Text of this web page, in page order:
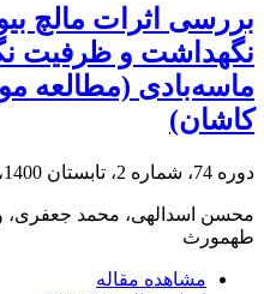
بررسی اثرات مالچ
نگهداشت و ظرفیت
ماسه‌بادی (مطالعه
کاشان)
دوره 74، شماره 2، تابستان 1400، صفحه
محسن اسدالهی، محمد جعفری،
طهمورث
مشاهده مقاله